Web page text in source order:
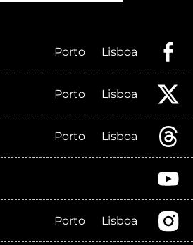
Porto Lisboa
Porto Lisboa
Porto Lisboa
Porto Lisboa